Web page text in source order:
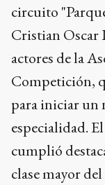
circuito
Cristian Oscar
actores de la
Competición,
para iniciar un
especialidad.
cumplió
clase mayor